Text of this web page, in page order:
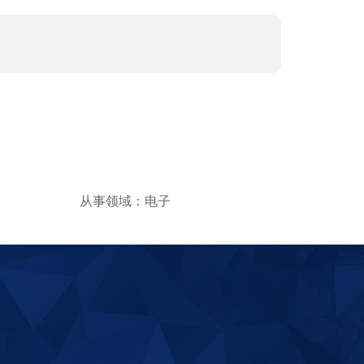
从事领域：电子